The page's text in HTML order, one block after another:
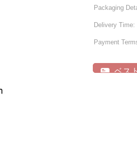
Packaging
Delivery Time:
Payment
ベス